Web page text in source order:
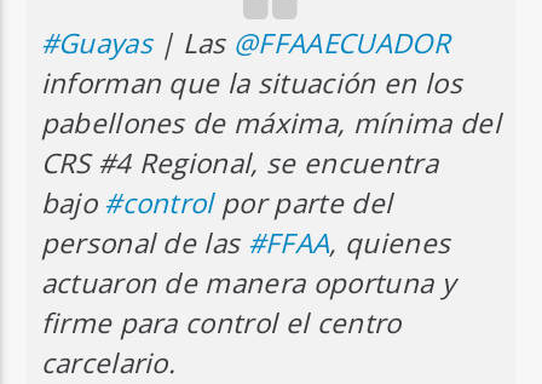
#Guayas| Las @FFAAECUADOR
informan que la situación en los
pabellones de máxima, mínima del
CRS #4 Regional, se encuentra
bajo #controlpor parte del
personal de las #FFAA, quienes
actuaron de manera oportuna y
firme para control el centro
carcelario.